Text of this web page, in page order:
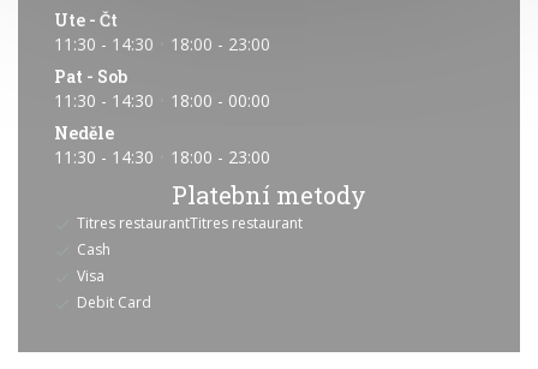
Ute - Čt
11:30 - 14:30
18:00 - 23:00
Pat - Sob
11:30 - 14:30
18:00 - 00:00
Neděle
11:30 - 14:30
18:00 - 23:00
Platební metody
Titres restaurantTitres restaurant
Cash
Visa
Debit Card